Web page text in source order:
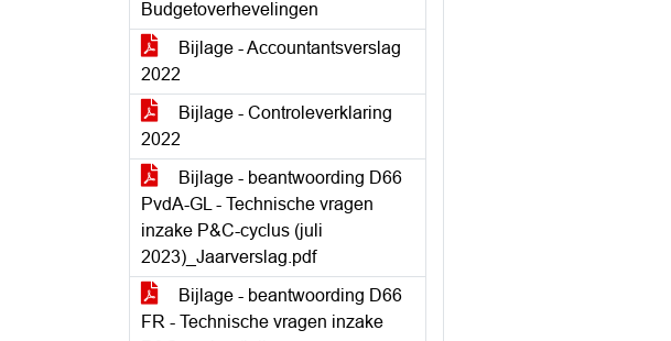
Budgetoverhevelingen
Bijlage - Accountantsverslag
2022
Bijlage - Controleverklaring
2022
Bijlage - beantwoording D66
PvdA-GL - Technische vragen
inzake P&C-cyclus (juli
2023)_Jaarverslag.pdf
Bijlage - beantwoording D66
FR - Technische vragen inzake